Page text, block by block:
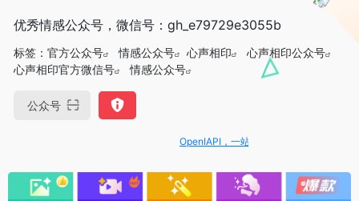
优秀情感公众号，微信号：gh_e79729e3055b
标签： 官方公众号 情感公众号 心声相印
心声相印公众号
心声相印官方微信号
情感公众号
公众号
OpenIAPI，一站式大模型API聚合平台